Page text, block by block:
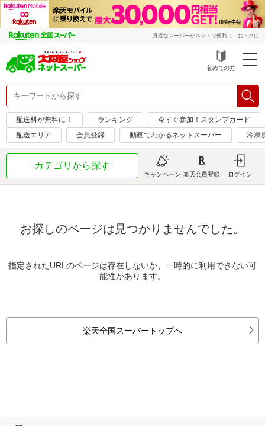
身近なスーパーがネットで便利に・おトクに
初めての方
配送料が無料に！ ランキング
今すぐ参加！スタンプカード
配送エリア
会員登録 動画でわかるネットスーパー 冷凍
カテゴリから探す
キャンペーン 楽天会員登録 ログイン
お探しのページは見つかりませんでした。
指定されたURLのページは存在しないか、一時的に利用できない可
能性があります。
楽天全国スーパートップへ